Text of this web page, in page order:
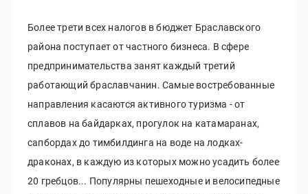
Более трети всех налогов в бюджет Браславского
района поступает от частного бизнеса. В сфере
предпринимательства занят каждый третий
работающий браславчанин. Самые востребованные
направления касаются активного туризма - от
сплавов на байдарках, прогулок на катамаранах,
сапбордах до тимбилдинга на воде на лодках-
драконах, в каждую из которых можно усадить более
20 гребцов... Популярны пешеходные и велосипедные